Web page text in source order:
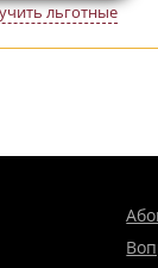
льготные